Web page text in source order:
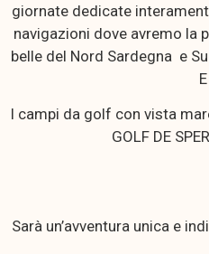
giornate dedicate
navigazioni dove avremo la
belle del Nord Sardegna e
I campi da golf con vista
GOLF DE
Sarà un’avventura unica e